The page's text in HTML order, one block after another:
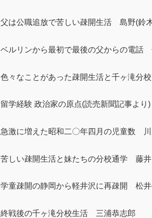
父は公職追放で苦しい疎開生活 島野(鈴
ベルリンから最初で最後の父からの電話
色々なことがあった疎開生活と千ヶ滝分
留学経験 政治家の原点(読売新聞記事よ
急激に増えた昭和二〇年四月の児童数 川
苦しい疎開生活と妹たちの分校通学 藤
学童疎開の静岡から軽井沢に再疎開 松井
終戦後の千ヶ滝分校生活 三浦恭志郎